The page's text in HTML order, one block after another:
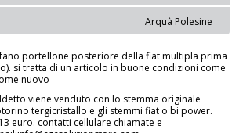
Arquà Polesine
portellone posteriore della fiat multipla prima
si tratta di un articolo in buone condizioni come
nuovo
viene venduto con lo stemma originale
tergicristallo e gli stemmi fiat o bi power.
euro. contatti cellulare chiamate e